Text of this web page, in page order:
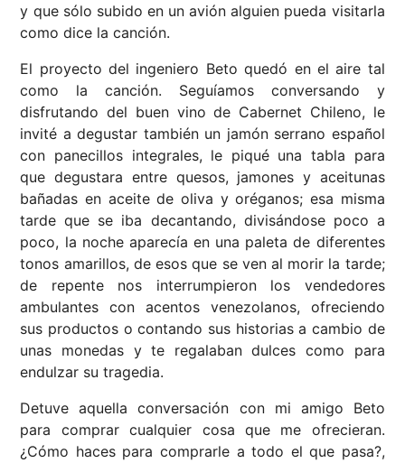
y que sólo subido en un avión alguien pueda visitarla
como dice la canción.
El proyecto del ingeniero Beto quedó en el aire tal
como la canción. Seguíamos conversando y
disfrutando del buen vino de Cabernet Chileno, le
invité a degustar también un jamón serrano español
con panecillos integrales, le piqué una tabla para
que degustara entre quesos, jamones y aceitunas
bañadas en aceite de oliva y oréganos; esa misma
tarde que se iba decantando, divisándose poco a
poco, la noche aparecía en una paleta de diferentes
tonos amarillos, de esos que se ven al morir la tarde;
de repente nos interrumpieron los vendedores
ambulantes con acentos venezolanos, ofreciendo
sus productos o contando sus historias a cambio de
unas monedas y te regalaban dulces como para
endulzar su tragedia.
Detuve aquella conversación con mi amigo Beto
para comprar cualquier cosa que me ofrecieran.
¿Cómo haces para comprarle a todo el que pasa?,